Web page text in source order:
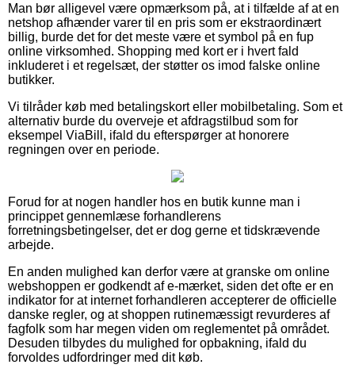
Man bør alligevel være opmærksom på, at i tilfælde af at en
netshop afhænder varer til en pris som er ekstraordinært
billig, burde det for det meste være et symbol på en fup
online virksomhed. Shopping med kort er i hvert fald
inkluderet i et regelsæt, der støtter os imod falske online
butikker.
Vi tilråder køb med betalingskort eller mobilbetaling. Som et
alternativ burde du overveje et afdragstilbud som for
eksempel ViaBill, ifald du efterspørger at honorere
regningen over en periode.
Forud for at nogen handler hos en butik kunne man i
princippet gennemlæse forhandlerens
forretningsbetingelser, det er dog gerne et tidskrævende
arbejde.
En anden mulighed kan derfor være at granske om online
webshoppen er godkendt af e-mærket, siden det ofte er en
indikator for at internet forhandleren accepterer de officielle
danske regler, og at shoppen rutinemæssigt revurderes af
fagfolk som har megen viden om reglementet på området.
Desuden tilbydes du mulighed for opbakning, ifald du
forvoldes udfordringer med dit køb.